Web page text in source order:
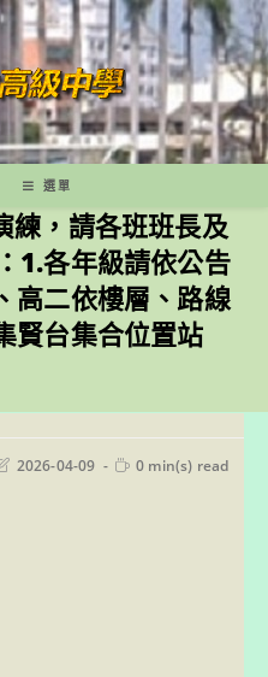
選單
練，請各班班長及
1.各年級請依公告
高二依樓層、路線
賢台集合位置站
2026-04-09
Reading
0 min(s) read